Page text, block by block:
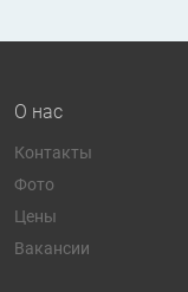
О нас
Контакты
Фото
Цены
Вакансии